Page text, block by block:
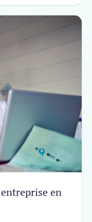
entreprise en